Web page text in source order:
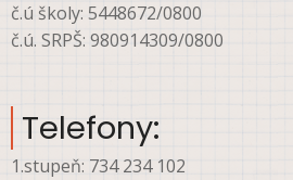
č.ú školy: 5448672/0800
č.ú. SRPŠ: 980914309/0800
Telefony:
1.stupeň: 734 234 102